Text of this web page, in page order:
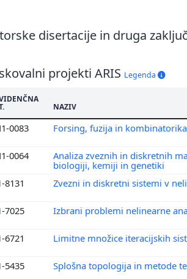
disertacije in druga
projekti ARIS Legenda
NAZIV
0083 Forsing, fuzija in
0064
Analiza zveznih in diskretnih
biologiji, kemiji in genetiki
8131 Zvezni in diskretni sistemi v
7025 Izbrani problemi nelinearne
6721 Limitne množice iteracijskih
5435 Splošna topologija in metode